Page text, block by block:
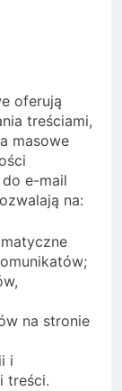
oferują
treściami,
masowe
e-mail
na:
na stronie
i
treści.